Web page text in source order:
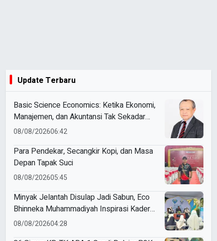
Update Terbaru
Basic Science Economics: Ketika Ekonomi,
Manajemen, dan Akuntansi Tak Sekadar
Bicara Angka
08/08/202606:42
Para Pendekar, Secangkir Kopi, dan Masa
Depan Tapak Suci
08/08/202605:45
Minyak Jelantah Disulap Jadi Sabun, Eco
Bhinneka Muhammadiyah Inspirasi Kader
Nasyiatul Aisyiyah
08/08/202604:28